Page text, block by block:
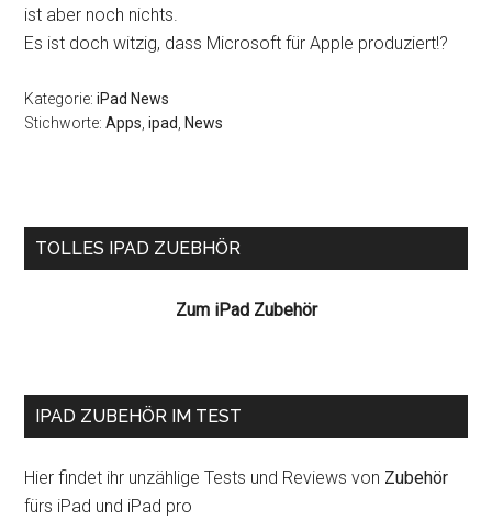
ist aber noch nichts.
Es ist doch witzig, dass Microsoft für Apple produziert!?
Kategorie:iPad News
Stichworte:Apps ,ipad News
Seitenspalte
TOLLES IPAD ZUEBHÖR
Zum iPad Zubehör
IPAD ZUBEHÖR IM TEST
Hier findet ihr unzählige Tests und Reviews von Zubehör
fürs iPad und iPad pro